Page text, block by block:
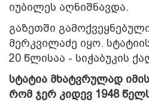
იუბილეს აღნიშნავდა.
გაზეთში
მერკვილაძე იყო.
20 წლისაა - სიჭაბუკის
სტატია მხატვრულად
რომ ჯერ კიდევ 1948